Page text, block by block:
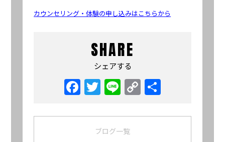
カウンセリング・体験の申し込みはこちらから
SHARE
シェアする
Facebook
Twitter
LineCopy
ブログ一覧